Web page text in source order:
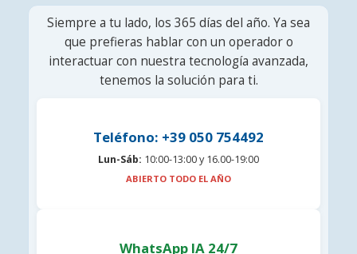
Siempre a tu lado, los 365 días del año. Ya sea
que prefieras hablar con un operador o
interactuar con nuestra tecnología avanzada,
tenemos la solución para ti.
Teléfono: +39 050 754492
Lun-Sáb: 10:00-13:00 y 16.00-19:00
ABIERTO TODO EL AÑO
WhatsApp IA 24/7